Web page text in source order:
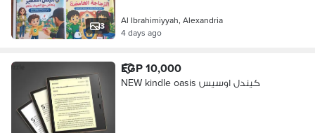
3
Al Ibrahimiyyah, Alexandria
4 days ago
EGP 10,000
NEW kindle oasis كيندل اوسيس